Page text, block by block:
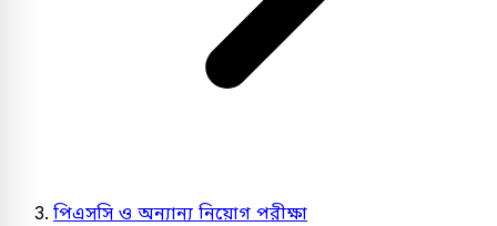
পিএসসি ও অন্যান্য নিয়োগ পরীক্ষা